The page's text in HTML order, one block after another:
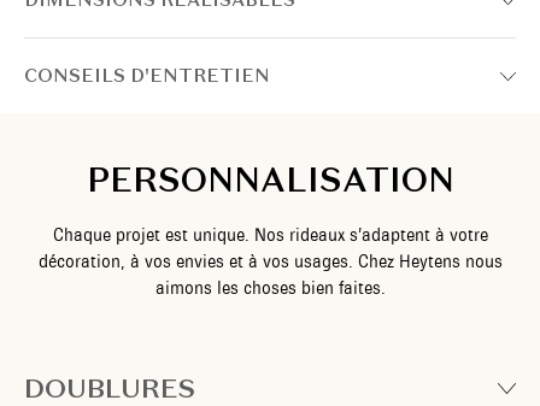
CONSEILS D'ENTRETIEN
PERSONNALISATION
Chaque projet est unique. Nos rideaux s’adaptent à votre
décoration, à vos envies et à vos usages. Chez Heytens nous
aimons les choses bien faites.
DOUBLURES